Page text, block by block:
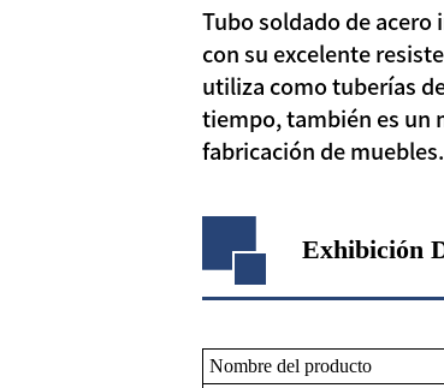
Tubo soldado de
con su excelente
utiliza como tuberías
tiempo, también es un
fabricación de muebles.
Exhibición
Nombre del producto